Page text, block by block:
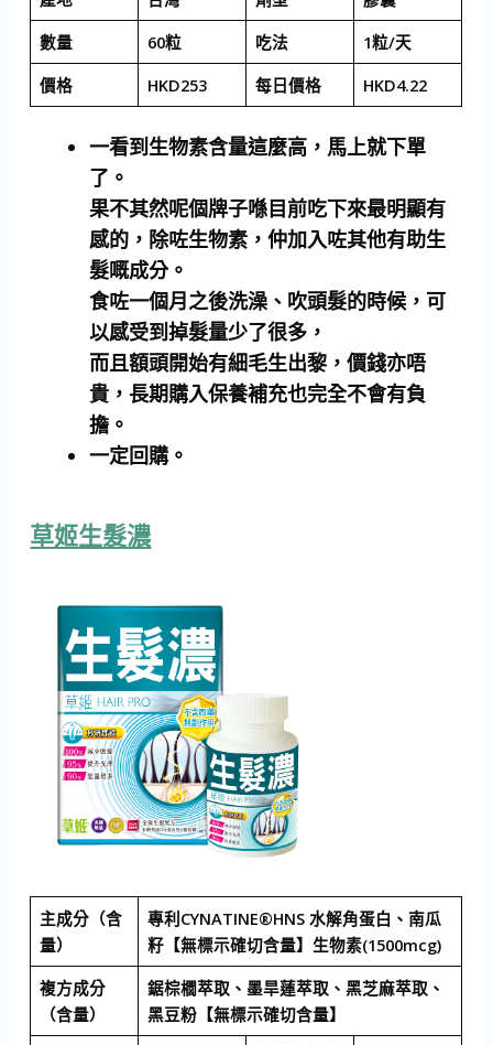
數量
60粒 吃法
1粒/天
價格
HKD253 每日價格 HKD4.22
一看到生物素含量這麼高，馬上就下單
了。
果不其然呢個牌子喺目前吃下來最明顯有
感的，除咗生物素，仲加入咗其他有助生
髮嘅成分。
食咗一個月之後洗澡、吹頭髮的時候，可
以感受到掉髮量少了很多，
而且額頭開始有細毛生出黎，價錢亦唔
貴，長期購入保養補充也完全不會有負
擔。
一定回購。
草姬生髮濃
主成分（含
量）
專利CYNATINE®HNS ⽔解角蛋⽩、南瓜
籽【無標示確切含量】生物素(1500mcg)
複方成分
（含量）
鋸棕櫚萃取、墨旱蓮萃取、⿊芝麻萃取、
⿊⾖粉【無標示確切含量】